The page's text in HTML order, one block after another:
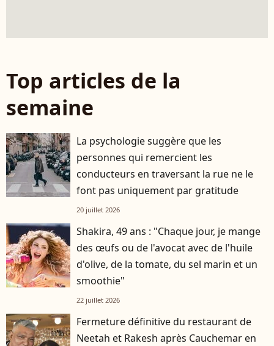
Top articles de la
semaine
La psychologie suggère que les
personnes qui remercient les
conducteurs en traversant la rue ne le
font pas uniquement par gratitude
20 juillet 2026
Shakira, 49 ans : "Chaque jour, je mange
des œufs ou de l'avocat avec de l'huile
d'olive, de la tomate, du sel marin et un
smoothie"
22 juillet 2026
Fermeture définitive du restaurant de
Neetah et Rakesh après Cauchemar en